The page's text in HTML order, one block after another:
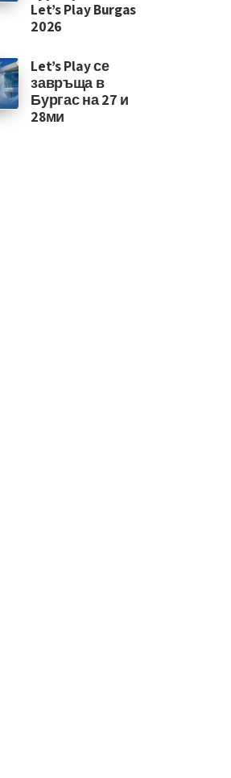
Let’s Play Burgas
2026
Let’s Play се
завръща в
Бургас на 27 и
28ми